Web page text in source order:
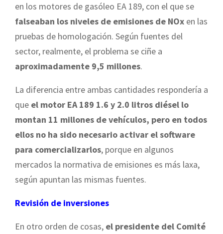
en los motores de gasóleo EA 189, con el que se
falseaban los niveles de emisiones de NOx en las
pruebas de homologación. Según fuentes del
sector, realmente, el problema se ciñe a
aproximadamente 9,5 millones.
La diferencia entre ambas cantidades respondería a
que el motor EA 189 1.6 y 2.0 litros diésel lo
montan 11 millones de vehículos, pero en todos
ellos no ha sido necesario activar el software
para comercializarlos, porque en algunos
mercados la normativa de emisiones es más laxa,
según apuntan las mismas fuentes.
Revisión de inversiones
En otro orden de cosas, el presidente del Comité